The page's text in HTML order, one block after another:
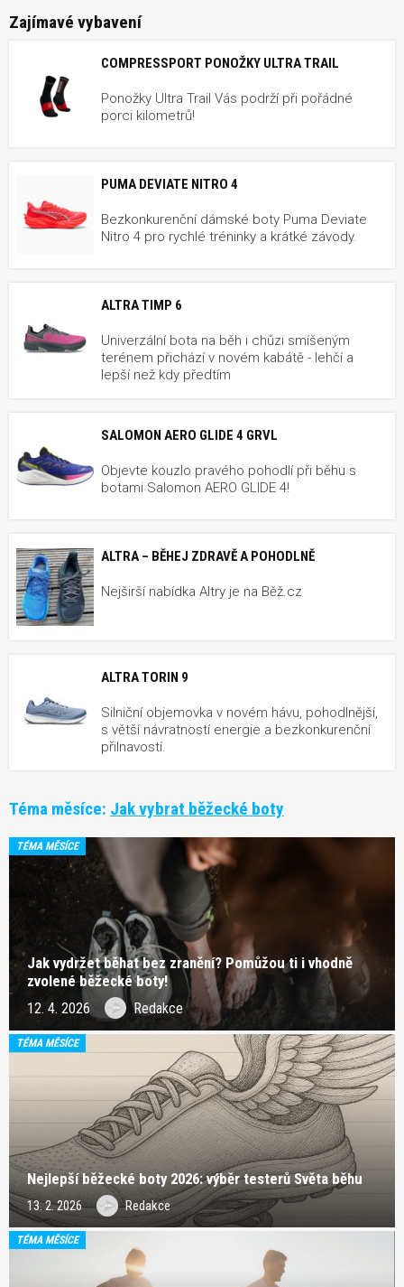
Zajímavé vybavení
COMPRESSPORT PONOŽKY ULTRA TRAIL
Ponožky Ultra Trail Vás podrží při pořádné
porci kilometrů!
PUMA DEVIATE NITRO 4
Bezkonkurenční dámské boty Puma Deviate
Nitro 4 pro rychlé tréninky a krátké závody.
ALTRA TIMP 6
Univerzální bota na běh i chůzi smíšeným
terénem přichází v novém kabátě - lehčí a
lepší než kdy předtím
SALOMON AERO GLIDE 4 GRVL
Objevte kouzlo pravého pohodlí při běhu s
botami Salomon AERO GLIDE 4!
ALTRA – BĚHEJ ZDRAVĚ A POHODLNĚ
Nejširší nabídka Altry je na Běž.cz
ALTRA TORIN 9
Silniční objemovka v novém hávu, pohodlnější,
s větší návratností energie a bezkonkurenční
přilnavostí.
Téma měsíce: Jak vybrat běžecké boty
TÉMA MĚSÍCE
Jak vydržet běhat bez zranění? Pomůžou ti i vhodně
zvolené běžecké boty!
12. 4. 2026 Redakce
TÉMA MĚSÍCE
Nejlepší běžecké boty 2026: výběr testerů Světa běhu
13. 2. 2026 Redakce
TÉMA MĚSÍCE